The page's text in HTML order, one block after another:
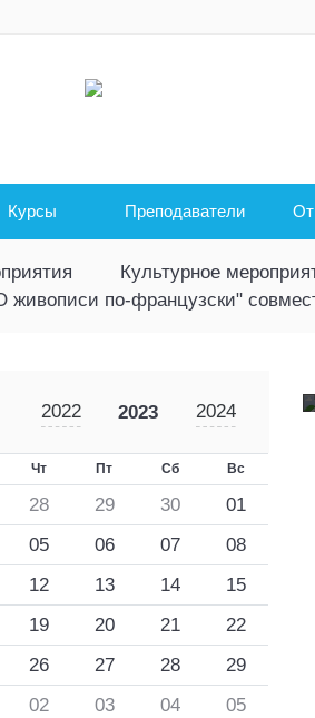
Курсы Преподаватели
Культурное
живописи по-французски"
2022 2023 2024
Чт Пт Сб Вс
28 29 30
01
05 06 07
08
12 13 14
15
19 20 21
22
26 27 28
29
02 03 04 05